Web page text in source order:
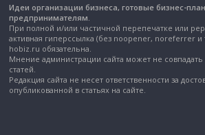
Идеи организации бизнеса, готовые бизнес-
предпринимателям.
При полной и/или частичной перепечатке или
активная гиперссылка (без noopener, noreferrer и
hobiz.ru обязательна.
Мнение администрации сайта может не
статей.
Редакция сайта не несет ответственности за
опубликованной в статьях на сайте.